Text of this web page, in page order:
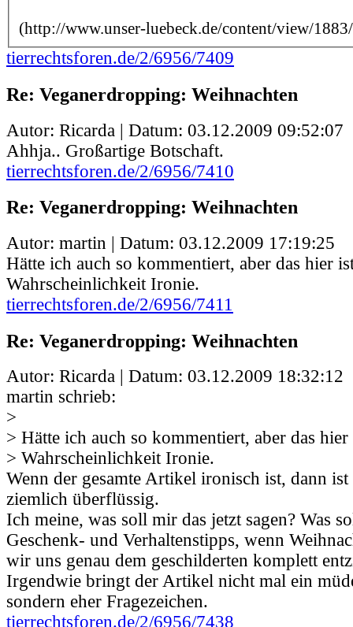
(http://www.unser-luebeck.de/content/view/
tierrechtsforen.de/2/6956/7409
Re: Veganerdropping: Weihnachten
Autor: Ricarda | Datum: 03.12.2009 09:52:07
Ahhja.. Großartige Botschaft.
tierrechtsforen.de/2/6956/7410
Re: Veganerdropping: Weihnachten
Autor: martin | Datum: 03.12.2009 17:19:25
Hätte ich auch so kommentiert, aber das hier
Wahrscheinlichkeit Ironie.
tierrechtsforen.de/2/6956/7411
Re: Veganerdropping: Weihnachten
Autor: Ricarda | Datum: 03.12.2009 18:32:12
martin schrieb:
>
> Hätte ich auch so kommentiert, aber das
> Wahrscheinlichkeit Ironie.
Wenn der gesamte Artikel ironisch ist, dann ist
ziemlich überflüssig.
Ich meine, was soll mir das jetzt sagen? Was
Geschenk- und Verhaltenstipps, wenn
wir uns genau dem geschilderten komplett
Irgendwie bringt der Artikel nicht mal ein
sondern eher Fragezeichen.
tierrechtsforen.de/2/6956/7438